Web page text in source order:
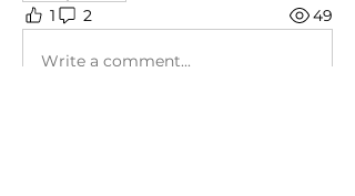
1 2 49
Write a comment...